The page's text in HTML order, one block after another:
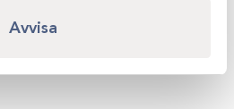
Avvisa